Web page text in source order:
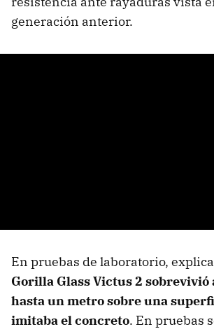
generación anterior.
En pruebas de laboratorio,
Gorilla Glass Victus 2 sobrevivió
hasta un metro sobre una
imitaba el concreto. En pruebas